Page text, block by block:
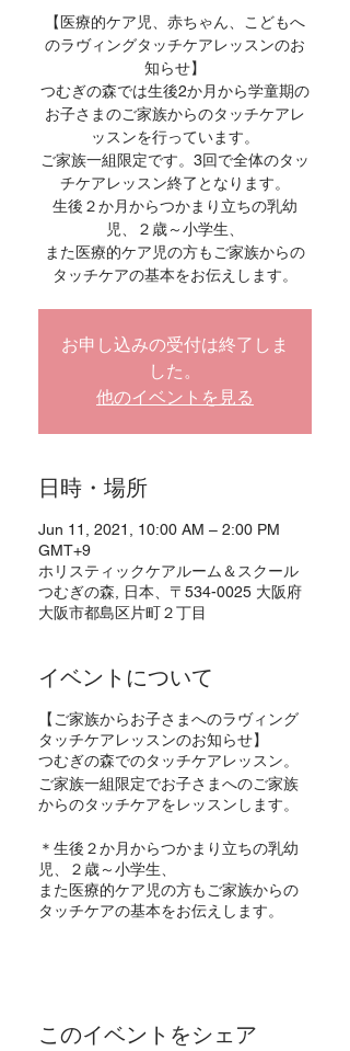
【医療的ケア児、赤ちゃん、こどもへ
のラヴィングタッチケアレッスンのお
知らせ】
つむぎの森では生後2か月から学童期の
お子さまのご家族からのタッチケアレ
ッスンを行っています。
ご家族一組限定です。3回で全体のタッ
チケアレッスン終了となります。
生後２か月からつかまり立ちの乳幼
児、２歳～小学生、
また医療的ケア児の方もご家族からの
タッチケアの基本をお伝えします。
お申し込みの受付は終了しま
した。
他のイベントを見る
日時・場所
Jun 11, 2021, 10:00 AM – 2:00 PM
GMT+9
ホリスティックケアルーム＆スクール
つむぎの森, 日本、〒534-0025 大阪府
大阪市都島区片町２丁目
イベントについて
【ご家族からお子さまへのラヴィング
タッチケアレッスンのお知らせ】
つむぎの森でのタッチケアレッスン。
ご家族一組限定でお子さまへのご家族
からのタッチケアをレッスンします。
＊生後２か月からつかまり立ちの乳幼
児、２歳～小学生、
また医療的ケア児の方もご家族からの
タッチケアの基本をお伝えします。
単発1回あたり ４０００円（税込）テ
このイベントをシェア